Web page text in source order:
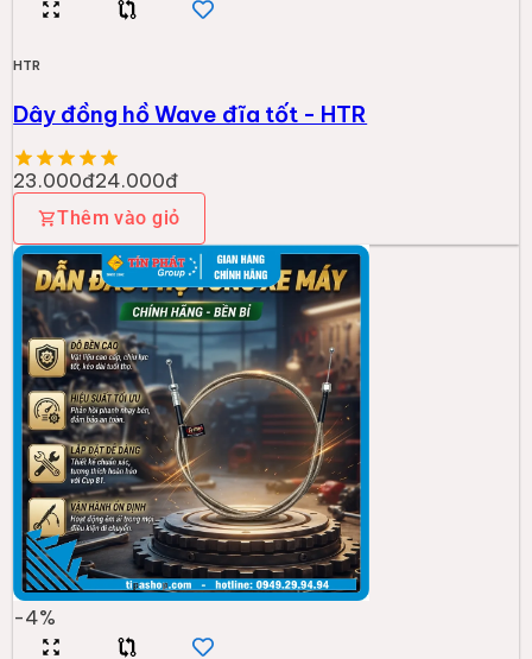
HTR
Dây đồng hồ Wave đĩa tốt - HTR
23.000đ24.000đ
Thêm vào giỏ
-4%